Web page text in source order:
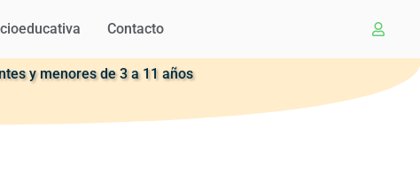
Contacto
y menores de 3 a 11 años